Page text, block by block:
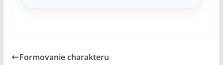
Formovanie charakteru